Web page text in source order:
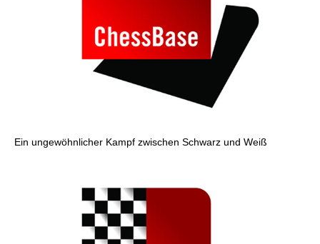
Ein ungewöhnlicher Kampf zwischen Schwarz und Weiß